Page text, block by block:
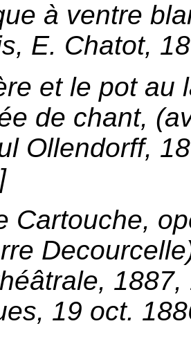
à ventre
E. Chatot,
et le pot
de chant,
Ollendorff,
Cartouche,
19 oct.